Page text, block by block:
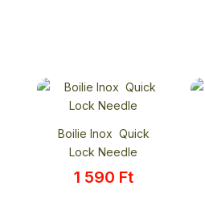
Boilie Inox Quick
Lock Needle
1 590 Ft